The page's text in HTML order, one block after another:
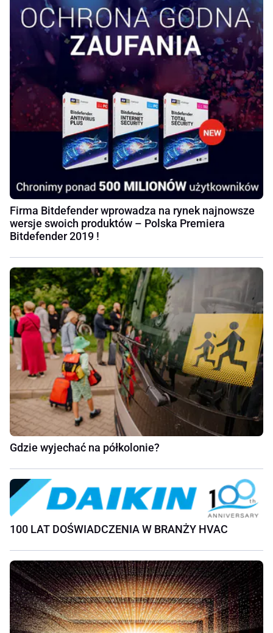
Firma Bitdefender wprowadza na rynek najnowsze
wersje swoich produktów – Polska Premiera
Bitdefender 2019 !
Gdzie wyjechać na półkolonie?
100 LAT DOŚWIADCZENIA W BRANŻY HVAC